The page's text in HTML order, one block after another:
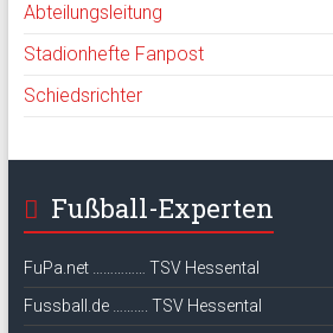
Abteilungsleitung
Stadionhefte Fanpost
Schiedsrichter
Fußball-Experten
FuPa.net …………… TSV Hessental
Fussball.de ………. TSV Hessental